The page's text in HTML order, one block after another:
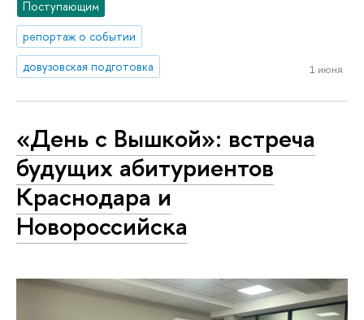
Поступающим
репортаж о событии
довузовская подготовка
1 июня
«День с Вышкой»: встреча
будущих абитуриентов
Краснодара и
Новороссийска